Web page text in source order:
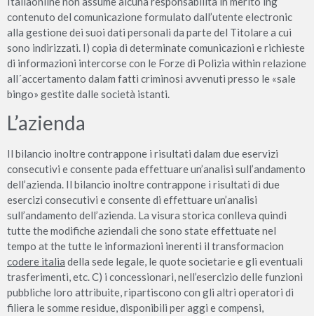
contenuto del comunicazione formulato dall’utente electronic
alla gestione dei suoi dati personali da parte del Titolare a cui
sono indirizzati. I) copia di determinate comunicazioni e richieste
di informazioni intercorse con le Forze di Polizia within relazione
all´accertamento dalam fatti criminosi avvenuti presso le «sale
bingo» gestite dalle società istanti.
L’azienda
Il bilancio inoltre contrappone i risultati dalam due eservizi
consecutivi e consente pada effettuare un’analisi sull’andamento
dell’azienda. Il bilancio inoltre contrappone i risultati di due
esercizi consecutivi e consente di effettuare un’analisi
sull’andamento dell’azienda. La visura storica conlleva quindi
tutte the modifiche aziendali che sono state effettuate nel
tempo at the tutte le informazioni inerenti il transformacion
codere italia della sede legale, le quote societarie e gli eventuali
trasferimenti, etc. C) i concessionari, nell’esercizio delle funzioni
pubbliche loro attribuite, ripartiscono con gli altri operatori di
filiera le somme residue, disponibili per aggi e compensi,